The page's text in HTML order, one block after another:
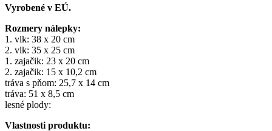
Vyrobené v EÚ.
Rozmery nálepky:
1. vlk: 38 x 20 cm
2. vlk: 35 x 25 cm
1. zajačik: 23 x 20 cm
2. zajačik: 15 x 10,2 cm
tráva s pňom: 25,7 x 14 cm
tráva: 51 x 8,5 cm
lesné plody:
Vlastnosti produktu: